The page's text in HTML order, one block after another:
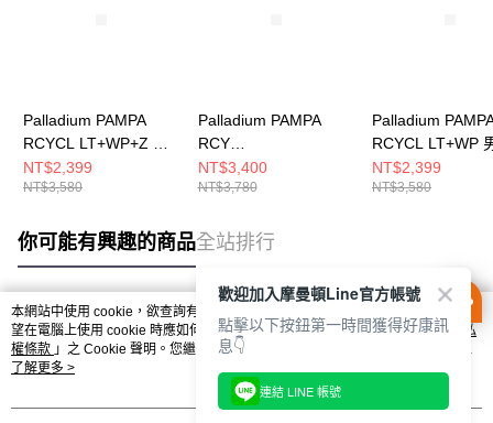
Palladium PAMPA
RCYCL LT+WP+Z 男
女 再生科技輕量防水
靴 黑墨綠 77037008
NT$2,399
NT$3,580
Palladium PAMPA
RCY
LT+WP+ZIP~DESERT
男女 防水靴 沙漠金
NT$3,400
NT$3,780
Palladium
RCYCL LT+WP
高筒防水靴 白
77037116
NT$2,399
NT$3,580
你可能有興趣的商品全站排行
熱門標籤
本網站中使用 cookie，欲查詢有關本網站使用 cookie 方式之詳情，及若您不希
望在電腦上使用 cookie 時應如何變更電腦的 cookie 設定，請參閱本網站「
隱私
權條款 」之 Cookie 聲明。您繼續使用本網站即表示您同意本公司得按本網站使
用條款之 Cookie 聲明使用 cookie。
了解更多 >
歡迎加入摩曼頓Line官方帳號
點擊以下按鈕第一時間獲得好康訊
息👇
連結 LINE 帳號